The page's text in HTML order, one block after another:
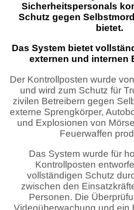
Sicherheitspersonals
Schutz gegen
bietet.
Das System bietet
externen und internen
Der Kontrollposten wurde
und wird zum Schutz für
zivilen Betreibern gegen
externe Sprengkörper,
und Explosionen von
Feuerwaffen
Das System wurde für
Kontrollposten
vollständigen Schutz
zwischen den
Personen. Die
Videoüberwachung und ein